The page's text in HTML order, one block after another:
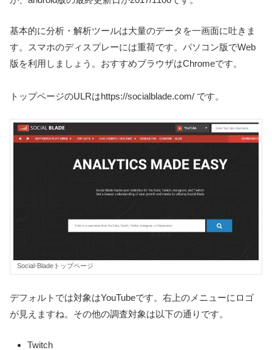
基本的に分析・解析ツールは大量のデータを一画面に吐きま
す。スマホのディスプレーには重荷です。パソコン版でWeb
版を利用しましょう。おすすめブラウザはChromeです。
トップページのULRはhttps://socialblade.com/ です。
Social-Bladeトップページ
デフォルトでは対象はYouTubeです。右上のメニューにロゴ
が見えますね。その他の調査対象は以下の通りです。
Twitch